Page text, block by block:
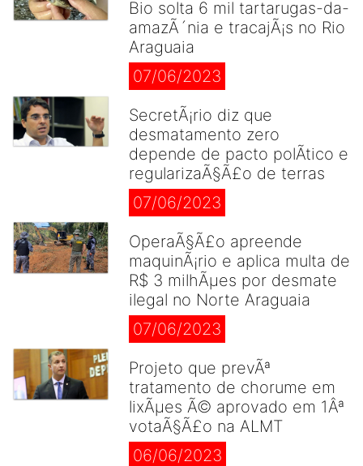
Bio solta 6 mil tartarugas-da-
amazÃ´nia e tracajÃ¡s no Rio
Araguaia
07/06/2023
SecretÃ¡rio diz que
desmatamento zero
depende de pacto polÃ­tico e
regularizaÃ§Ã£o de terras
07/06/2023
OperaÃ§Ã£o apreende
maquinÃ¡rio e aplica multa de
R$ 3 milhÃµes por desmate
ilegal no Norte Araguaia
07/06/2023
Projeto que prevÃª
tratamento de chorume em
lixÃµes Ã© aprovado em 1Âª
votaÃ§Ã£o na ALMT
06/06/2023